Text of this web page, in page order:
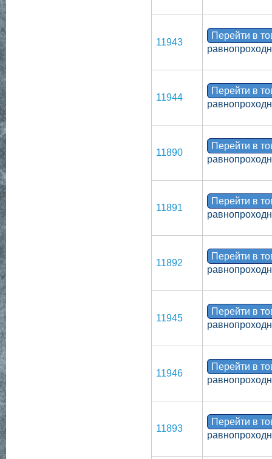
11943
Перейти в
11944
Перейти в
11890
Перейти в
11891
Перейти в
11892
Перейти в
11945
Перейти в
11946
Перейти в
11893
Перейти в